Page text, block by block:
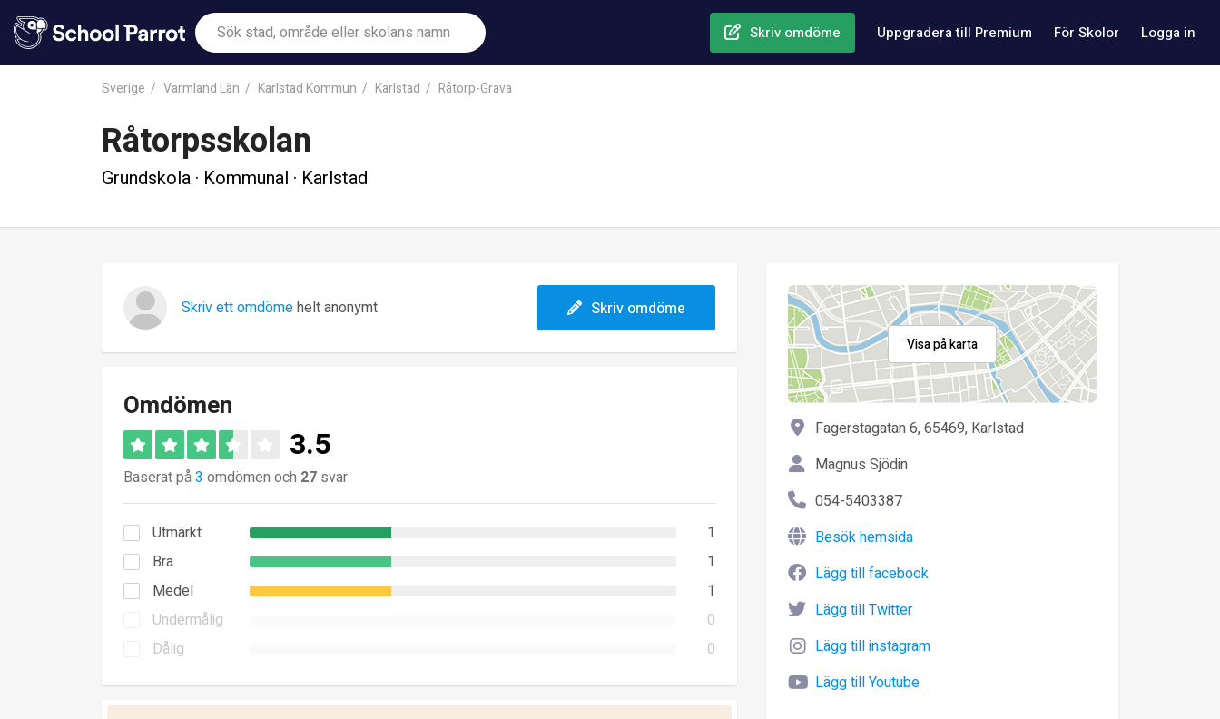
Skriv omdöme Uppgradera till Premium För Skolor Logga in
Sverige Varmland Län Karlstad Kommun Karlstad Råtorp-Grava
Råtorpsskolan
Grundskola · Kommunal · Karlstad
Skriv ett omdömehelt anonymt Skriv omdöme
Omdömen
3.5
Baserat på3 omdömen och 27 svar
Utmärkt
1
Bra
1
Medel
1
Undermålig
0
Dålig
0
Visa på karta
Fagerstagatan 6, 65469, Karlstad
Magnus Sjödin
054-5403387
Besök hemsida
Lägg till facebook
Lägg till Twitter
Lägg till instagram
Lägg till Youtube